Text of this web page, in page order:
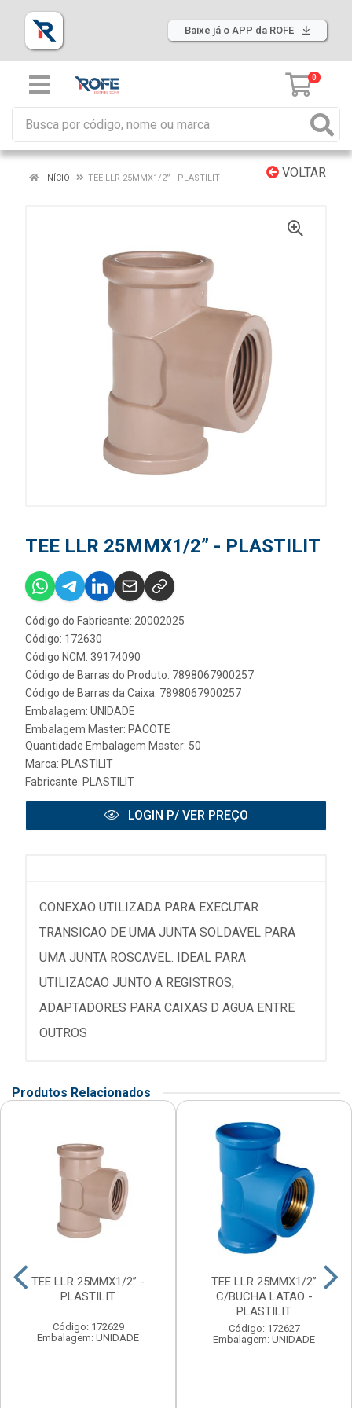
Baixe já o APP da ROFE
0
VOLTAR
INÍCIO TEE LLR 25MMX1/2” - PLASTILIT
TEE LLR 25MMX1/2” - PLASTILIT
Código do Fabricante: 20002025
Código: 172630
Código NCM: 39174090
Código de Barras do Produto: 7898067900257
Código de Barras da Caixa: 7898067900257
Embalagem: UNIDADE
Embalagem Master: PACOTE
Quantidade Embalagem Master: 50
Marca: PLASTILIT
Fabricante: PLASTILIT
LOGIN P/ VER PREÇO
CONEXAO UTILIZADA PARA EXECUTAR
TRANSICAO DE UMA JUNTA SOLDAVEL PARA
UMA JUNTA ROSCAVEL. IDEAL PARA
UTILIZACAO JUNTO A REGISTROS,
ADAPTADORES PARA CAIXAS D AGUA ENTRE
OUTROS
Produtos Relacionados
TEE LLR 25MMX1/2” -
PLASTILIT
Código: 172629
Embalagem: UNIDADE
TEE LLR 25MMX1/2”
C/BUCHA LATAO -
PLASTILIT
Código: 172627
Embalagem: UNIDADE